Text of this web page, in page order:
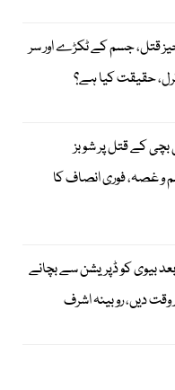
خیز قتل، جسم کے ٹکڑے اور سر
حقیقت کیا ہے؟
18 ماہ کی بچی کے قتل پر شوبز
غصہ، فوری انصاف کا
بیوی کو ڈپریشن سے بچانے
دیں، روبینہ اشرف